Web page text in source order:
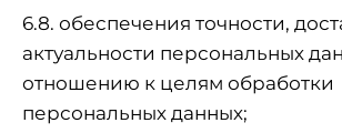
6.8. обеспечения точности,
актуальности персональных
отношению к целям обработки
персональных данных;